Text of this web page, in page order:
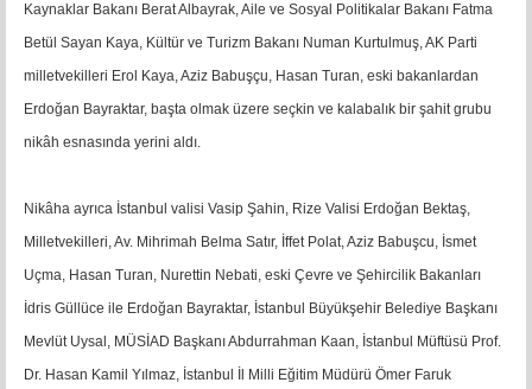
Kaynaklar Bakanı Berat Albayrak, Aile ve Sosyal Politikalar Bakanı Fatma
Betül Sayan Kaya, Kültür ve Turizm Bakanı Numan Kurtulmuş, AK Parti
milletvekilleri Erol Kaya, Aziz Babuşçu, Hasan Turan, eski bakanlardan
Erdoğan Bayraktar, başta olmak üzere seçkin ve kalabalık bir şahit grubu
nikâh esnasında yerini aldı.
Nikâha ayrıca İstanbul valisi Vasip Şahin, Rize Valisi Erdoğan Bektaş,
Milletvekilleri, Av. Mihrimah Belma Satır, İffet Polat, Aziz Babuşcu, İsmet
Uçma, Hasan Turan, Nurettin Nebati, eski Çevre ve Şehircilik Bakanları
İdris Güllüce ile Erdoğan Bayraktar, İstanbul Büyükşehir Belediye Başkanı
Mevlüt Uysal, MÜSİAD Başkanı Abdurrahman Kaan, İstanbul Müftüsü Prof.
Dr. Hasan Kamil Yılmaz, İstanbul İl Milli Eğitim Müdürü Ömer Faruk